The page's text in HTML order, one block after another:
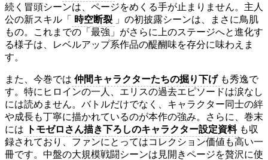
続く冒頭シーンは、ページをめくる手が止まりません。主人
公の新スキル「
時空断裂 」の初披露シーンは、まさに鳥肌
もの。これまでの「最強」がさらに上のステージへと進化す
る様子は、レベルアップ系作品の醍醐味を存分に味わえま
す。
また、今巻では 仲間キャラクターたちの掘り下げ も秀逸で
す。特にヒロインの一人、エリスの過去エピソードは涙なし
には読めません。バトルだけでなく、キャラクター同士の絆
や成長も丁寧に描かれているのが本作の強み。さらに、巻末
には
トモゼロさん描き下ろしのキャラクター設定資料 も収
録されており、ファンにとってはコレクション価値も高い一
冊です。中盤の大規模戦闘シーンは見開きページを贅沢に使